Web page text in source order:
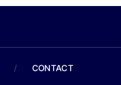
/ CONTACT